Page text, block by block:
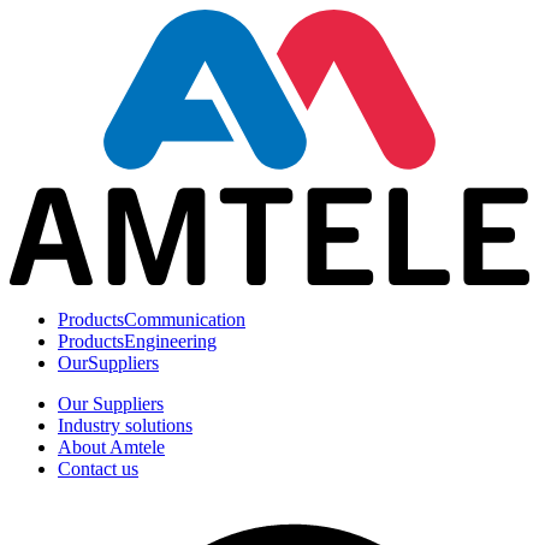
ProductsCommunication
ProductsEngineering
OurSuppliers
Our Suppliers
Industry solutions
About Amtele
Contact us